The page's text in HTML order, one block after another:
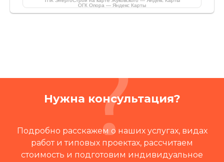
ОГК Опора — Яндекс Карты
Нужна консультация?
Подробно расскажем о наших услугах, видах
работ и типовых проектах, рассчитаем
стоимость и подготовим индивидуальное